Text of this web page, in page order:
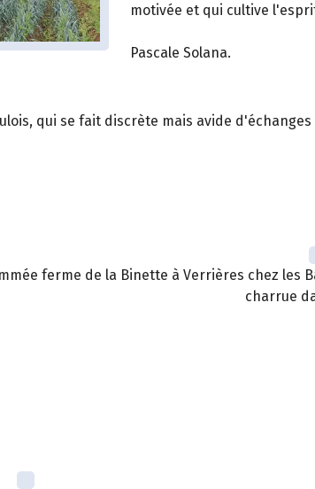
motivée et qui cultive
Pascale Solana.
qui se fait discrète mais avide
ferme de la Binette à Verrières chez
charrue